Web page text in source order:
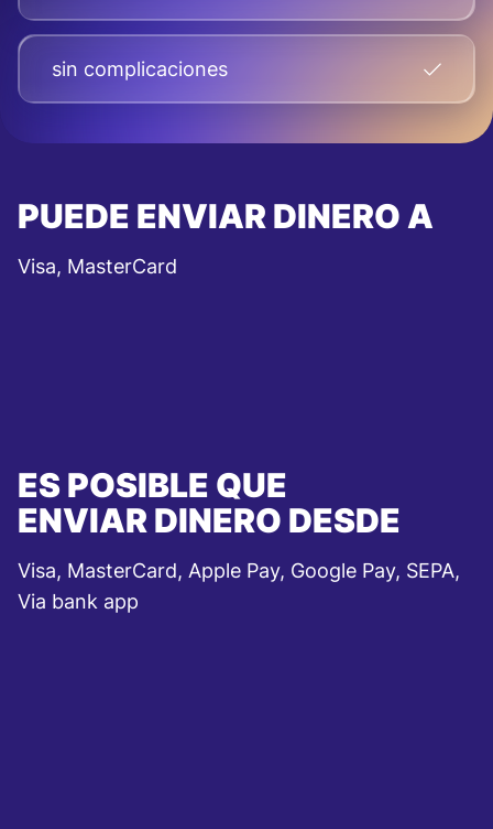
sin complicaciones
PUEDE ENVIAR DINERO A
Visa, MasterCard
ES POSIBLE QUE
ENVIAR DINERO DESDE
Visa, MasterCard, Apple Pay, Google Pay, SEPA,
Via bank app